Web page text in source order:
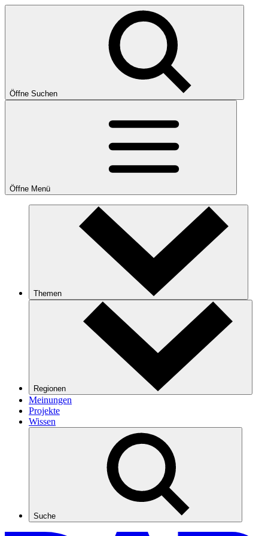
Öffne Suchen
Öffne Menü
Themen
Regionen
Meinungen
Projekte
Wissen
Suche